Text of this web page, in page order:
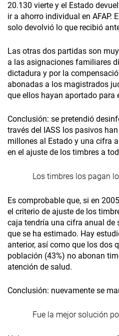
20.130 vierte y el Estado
ir a ahorro individual en AFAP.
solo devolvió lo que recibió
Las otras dos partidas son
a las asignaciones familiares
dictadura y por la
abonadas a los magistrados
que ellos hayan aportado para
Conclusión: se pretendió
través del IASS los pasivos
millones al Estado y una cifra
en el ajuste de los timbres a
Los timbres los pagan
Es comprobable que, si en
el criterio de ajuste de los
caja tendría una cifra anual de
que se ha estimado. Hay
anterior, así como que los dos
población (43%) no abonan
atención de salud.
Conclusión: nuevamente se
Fue la mejor solución